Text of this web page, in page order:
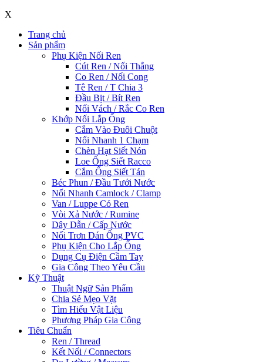
X
Trang chủ
Sản phẩm
Phụ Kiện Nối Ren
Cút Ren / Nối Thẳng
Co Ren / Nối Cong
Tê Ren / T Chia 3
Đầu Bịt / Bít Ren
Nối Vách / Rắc Co Ren
Khớp Nối Lắp Ống
Cắm Vào Đuôi Chuột
Nối Nhanh 1 Chạm
Chèn Hạt Siết Nón
Loe Ống Siết Racco
Cắm Ống Siết Tán
Béc Phun / Đầu Tưới Nước
Nối Nhanh Camlock / Clamp
Van / Luppe Có Ren
Vòi Xả Nước / Rumine
Dây Dẫn / Cấp Nước
Nối Trơn Dán Ống PVC
Phụ Kiện Cho Lắp Ống
Dụng Cụ Điện Cầm Tay
Gia Công Theo Yêu Cầu
Kỹ Thuật
Thuật Ngữ Sản Phẩm
Chia Sẻ Mẹo Vặt
Tìm Hiểu Vật Liệu
Phương Pháp Gia Công
Tiêu Chuẩn
Ren / Thread
Kết Nối / Connectors